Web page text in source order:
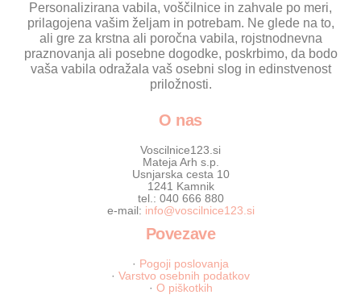
Personalizirana vabila, voščilnice in zahvale po meri,
prilagojena vašim željam in potrebam. Ne glede na to,
ali gre za krstna ali poročna vabila, rojstnodnevna
praznovanja ali posebne dogodke, poskrbimo, da bodo
vaša vabila odražala vaš osebni slog in edinstvenost
priložnosti.
O nas
Voscilnice123.si
Mateja Arh s.p.
Usnjarska cesta 10
1241 Kamnik
tel.: 040 666 880
e-mail: info@voscilnice123.si
Povezave
· Pogoji poslovanja
· Varstvo osebnih podatkov
· O piškotkih